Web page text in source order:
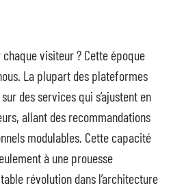
visiteur ? Cette époque
La plupart des plateformes
des services qui s’ajustent en
allant des recommandations
modulables. Cette capacité
à une prouesse
révolution dans l’architecture